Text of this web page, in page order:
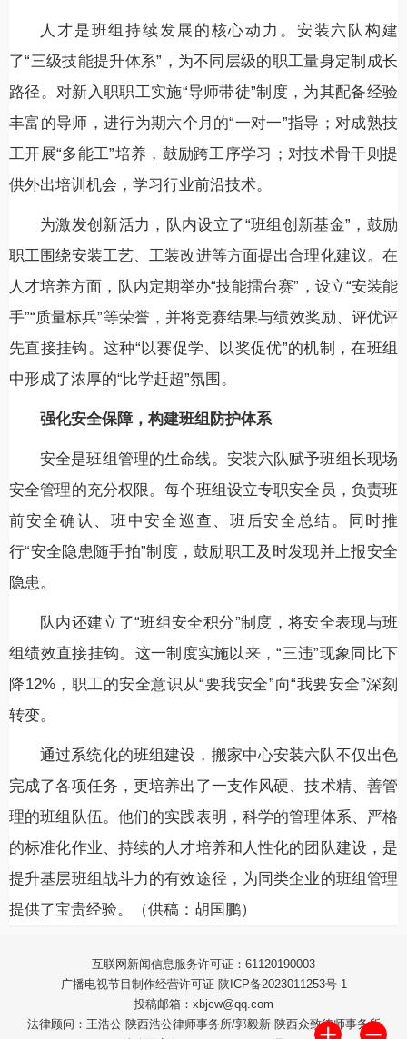
人才是班组持续发展的核心动力。安装六队构建
了“三级技能提升体系”，为不同层级的职工量身定制成长
路径。对新入职职工实施“导师带徒”制度，为其配备经验
丰富的导师，进行为期六个月的“一对一”指导；对成熟技
工开展“多能工”培养，鼓励跨工序学习；对技术骨干则提
供外出培训机会，学习行业前沿技术。
为激发创新活力，队内设立了“班组创新基金”，鼓励
职工围绕安装工艺、工装改进等方面提出合理化建议。在
人才培养方面，队内定期举办“技能擂台赛”，设立“安装能
手”“质量标兵”等荣誉，并将竞赛结果与绩效奖励、评优评
先直接挂钩。这种“以赛促学、以奖促优”的机制，在班组
中形成了浓厚的“比学赶超”氛围。
强化安全保障，构建班组防护体系
安全是班组管理的生命线。安装六队赋予班组长现场
安全管理的充分权限。每个班组设立专职安全员，负责班
前安全确认、班中安全巡查、班后安全总结。同时推
行“安全隐患随手拍”制度，鼓励职工及时发现并上报安全
隐患。
队内还建立了“班组安全积分”制度，将安全表现与班
组绩效直接挂钩。这一制度实施以来，“三违”现象同比下
降12%，职工的安全意识从“要我安全”向“我要安全”深刻
转变。
通过系统化的班组建设，搬家中心安装六队不仅出色
完成了各项任务，更培养出了一支作风硬、技术精、善管
理的班组队伍。他们的实践表明，科学的管理体系、严格
的标准化作业、持续的人才培养和人性化的团队建设，是
提升基层班组战斗力的有效途径，为同类企业的班组管理
提供了宝贵经验。
（供稿：胡国鹏）
互联网新闻信息服务许可证：61120190003
广播电视节目制作经营许可证 陕ICP备2023011253号-1
投稿邮箱：xbjcw@qq.com
法律顾问：王浩公 陕西浩公律师事务所/郭毅新 陕西众致律师事务所